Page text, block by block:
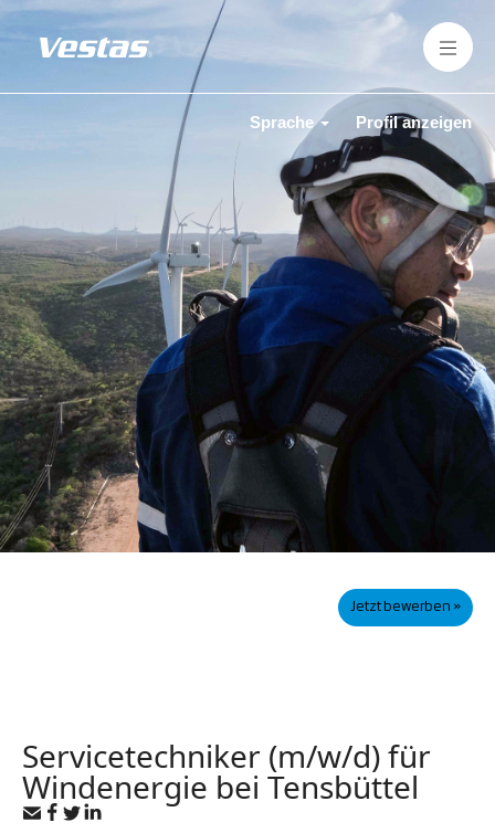
Sprache Profil anzeigen
Jetzt bewerben »
Servicetechniker (m/w/d) für
Windenergie bei Tensbüttel